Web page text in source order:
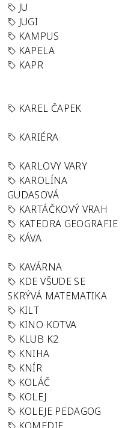
JU
JUGI
KAMPUS
KAPELA
KAPR
KAREL ČAPEK
KARIÉRA
KARLOVY VARY
KAROLÍNA
GUDASOVÁ
KARTÁČKOVÝ VRAH
KATEDRA GEOGRAFIE
KÁVA
KAVÁRNA
KDE VŠUDE SE
SKRÝVÁ MATEMATIKA
KILT
KINO KOTVA
KLUB K2
KNIHA
KNÍR
KOLÁČ
KOLEJ
KOLEJE PEDAGOG